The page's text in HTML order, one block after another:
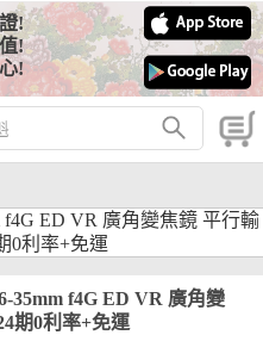
!
!
!
35mm f4G ED VR 廣角變
期0利率+免運
期付款』 與 『信用卡零利率
庫、第一銀行、華南銀行、
行、富邦銀行、國泰世華、
銀行、匯豐銀行、華泰銀行、
豐銀行、玉山銀行、凱基銀
新銀行、安泰銀行、中國信